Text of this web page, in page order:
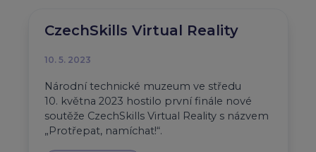
CzechSkills Virtual Reality
10. 5. 2023
Národní technické muzeum ve středu
10. května 2023 hostilo první finále nové
soutěže CzechSkills Virtual Reality s názvem
„Protřepat, namíchat!“.